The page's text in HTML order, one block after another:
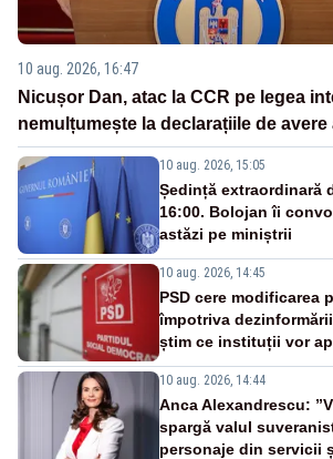
10 aug. 2026, 16:47
Nicușor Dan, atac la CCR pe legea
nemulțumește la declarațiile de
10 aug. 2026, 15:05
Ședință extraordinară
16:00. Bolojan îi
astăzi pe miniștrii
10 aug. 2026, 14:45
PSD cere modificarea
împotriva
știm ce instituții vor
10 aug. 2026, 14:44
Anca Alexandrescu:
spargă valul
personaje din servicii